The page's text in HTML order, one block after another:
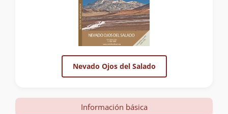
Nevado Ojos del Salado
Información básica